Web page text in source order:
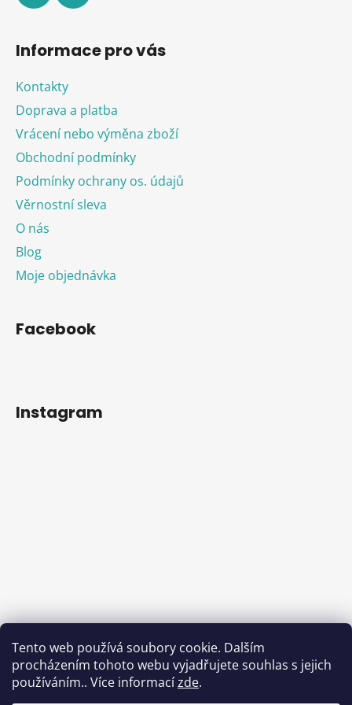
Tento web používá soubory cookie. Dalším
procházením tohoto webu vyjadřujete souhlas s jejich
používáním.. Více informacízde.
Informace pro vás
Kontakty
Doprava a platba
Vrácení nebo výměna zboží
Obchodní podmínky
Podmínky ochrany os. údajů
Věrnostní sleva
O nás
Blog
Moje objednávka
Facebook
Instagram